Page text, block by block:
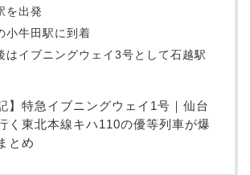
を出発
小牛田駅に到着
はイブニングウェイ3号として石越駅
】特急イブニングウェイ1号｜仙台
く東北本線キハ110の優等列車が爆
とめ